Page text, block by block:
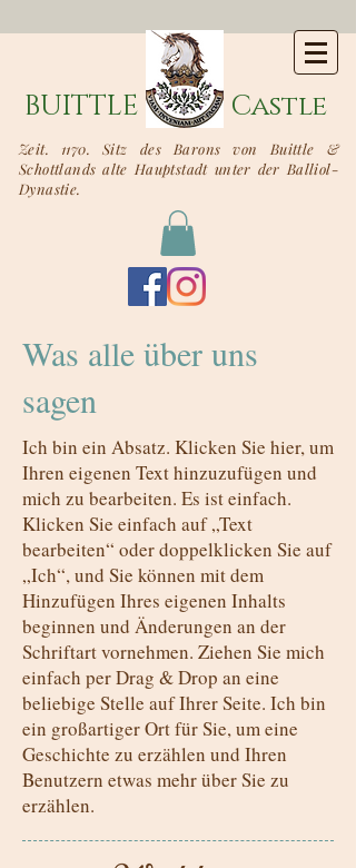
BUITTLE Castle
Zeit. 1170. Sitz des Barons von Buittle &
Schottlands alte Hauptstadt unter der Balliol-
Dynastie.
Was alle über uns
sagen
Ich bin ein Absatz. Klicken Sie hier, um
Ihren eigenen Text hinzuzufügen und
mich zu bearbeiten. Es ist einfach.
Klicken Sie einfach auf „Text
bearbeiten“ oder doppelklicken Sie auf
„Ich“, und Sie können mit dem
Hinzufügen Ihres eigenen Inhalts
beginnen und Änderungen an der
Schriftart vornehmen. Ziehen Sie mich
einfach per Drag & Drop an eine
beliebige Stelle auf Ihrer Seite. Ich bin
ein großartiger Ort für Sie, um eine
Geschichte zu erzählen und Ihren
Benutzern etwas mehr über Sie zu
erzählen.